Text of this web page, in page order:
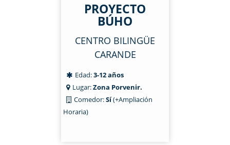
PROYECTO
BÚHO
CENTRO BILINGÜE
CARANDE
Edad:3-12 años
Lugar:Zona Porvenir.
Comedor:Sí(+Ampliación
Horaria)